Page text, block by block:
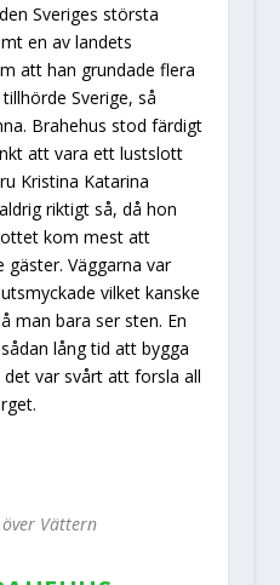
Sveriges största
en av landets
att han grundade flera
Sverige, så
Brahehus stod färdigt
att vara ett lustslott
Kristina Katarina
riktigt så, då hon
kom mest att
Väggarna var
vilket kanske
man bara ser sten. En
lång tid att bygga
var svårt att forsla all
Vättern